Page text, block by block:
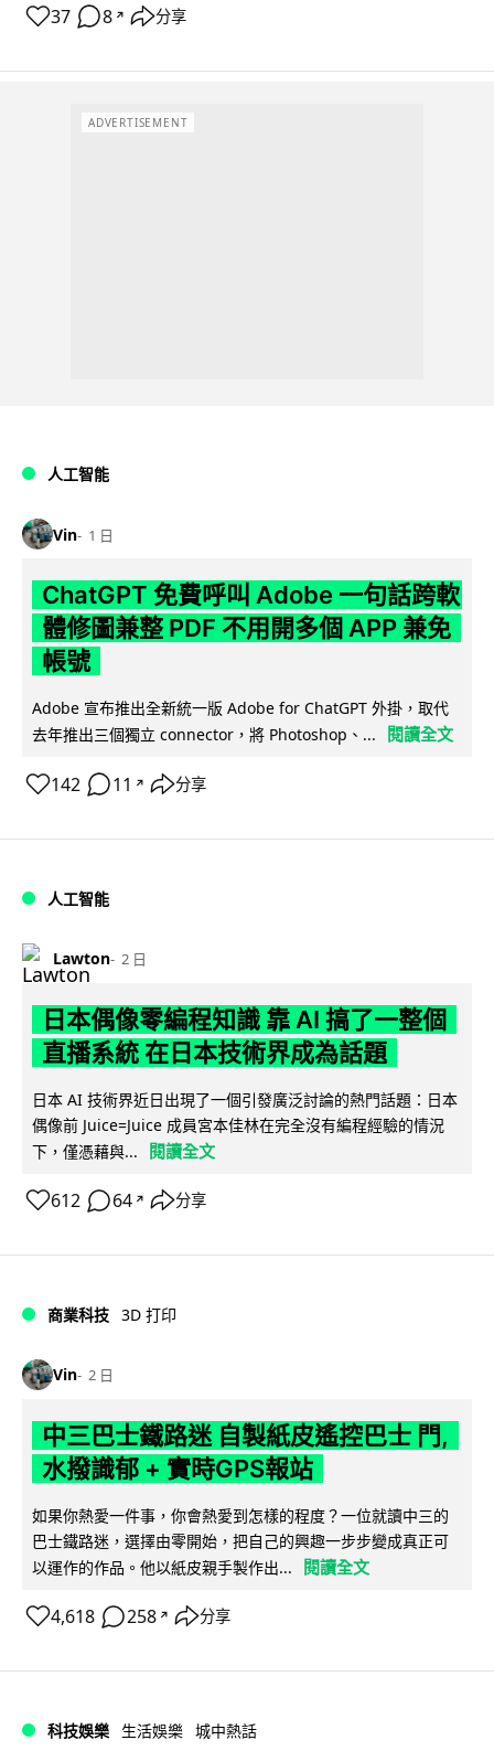
37 8 ↗ 分享
ADVERTISEMENT
人工智能
Vin 1 日
ChatGPT 免費呼叫 Adobe 一句話跨軟
體修圖兼整 PDF 不用開多個 APP 兼免
帳號
Adobe 宣布推出全新統一版 Adobe for ChatGPT 外掛，取代
去年推出三個獨立 connector，將 Photoshop、...
閱讀全文
142 11 ↗ 分享
人工智能
Lawton 2 日
日本偶像零編程知識 靠 AI 搞了一整個
直播系統 在日本技術界成為話題
日本 AI 技術界近日出現了一個引發廣泛討論的熱門話題：日本
偶像前 Juice=Juice 成員宮本佳林在完全沒有編程經驗的情況
下，僅憑藉與...
閱讀全文
612 64 ↗ 分享
商業科技 3D 打印
Vin 2 日
中三巴士鐵路迷 自製紙皮遙控巴士 門,
水撥識郁 + 實時GPS報站
如果你熱愛一件事，你會熱愛到怎樣的程度？一位就讀中三的
巴士鐵路迷，選擇由零開始，把自己的興趣一步步變成真正可
以運作的作品。他以紙皮親手製作出...
閱讀全文
4,618 258 ↗ 分享
科技娛樂 生活娛樂 城中熱話